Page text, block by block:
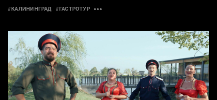
#КАЛИНИНГРАД #ГАСТРОТУР